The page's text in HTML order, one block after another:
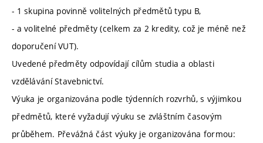
- 1 skupina povinně volitelných předmětů typu B,
- a volitelné předměty (celkem za 2 kredity, což je méně než
doporučení VUT).
Uvedené předměty odpovídají cílům studia a oblasti
vzdělávání Stavebnictví.
Výuka je organizována podle týdenních rozvrhů, s výjimkou
předmětů, které vyžadují výuku se zvláštním časovým
průběhem. Převážná část výuky je organizována formou: